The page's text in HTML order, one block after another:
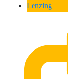
Lenzing